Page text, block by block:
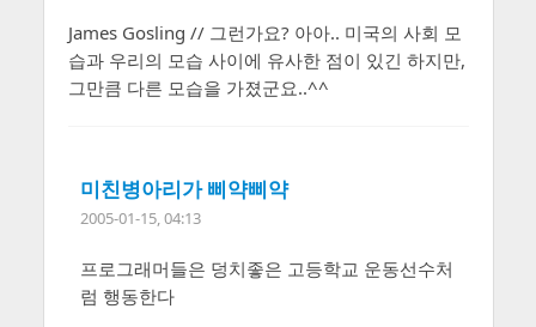
James Gosling // 그런가요? 아아.. 미국의 사회 모
습과 우리의 모습 사이에 유사한 점이 있긴 하지만,
그만큼 다른 모습을 가졌군요..^^
미친병아리가 삐약삐약
2005-01-15, 04:13
프로그래머들은 덩치좋은 고등학교 운동선수처
럼 행동한다